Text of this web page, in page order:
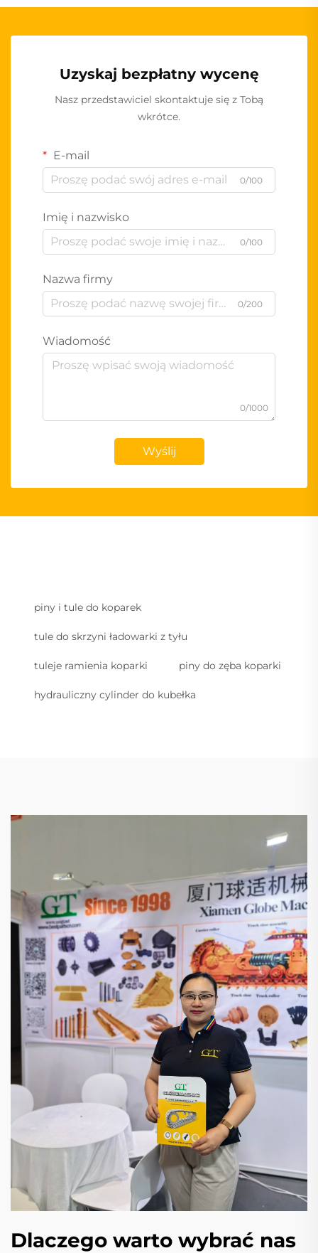
Uzyskaj bezpłatny wycenę
Nasz przedstawiciel skontaktuje się z Tobą
wkrótce.
E-mail
0/100
Imię i nazwisko
0/100
Nazwa firmy
0/200
Wiadomość
0/1000
Wyślij
piny i tule do koparek
tule do skrzyni ładowarki z tyłu
tuleje ramienia koparki piny do zęba koparki
hydrauliczny cylinder do kubełka
Dlaczego warto wybrać nas